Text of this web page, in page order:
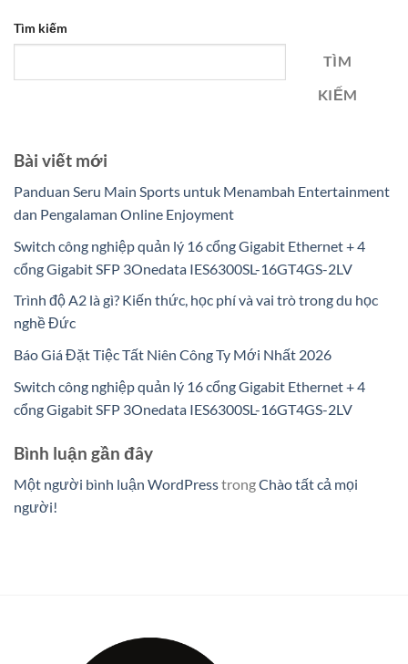
Tìm kiếm
TÌM
KIẾM
Bài viết mới
Panduan Seru Main Sports untuk Menambah Entertainment
dan Pengalaman Online Enjoyment
Switch công nghiệp quản lý 16 cổng Gigabit Ethernet + 4
cổng Gigabit SFP 3Onedata IES6300SL-16GT4GS-2LV
Trình độ A2 là gì? Kiến thức, học phí và vai trò trong du học
nghề Đức
Báo Giá Đặt Tiệc Tất Niên Công Ty Mới Nhất 2026
Switch công nghiệp quản lý 16 cổng Gigabit Ethernet + 4
cổng Gigabit SFP 3Onedata IES6300SL-16GT4GS-2LV
Bình luận gần đây
Một người bình luận WordPresstrongChào tất cả mọi
người!